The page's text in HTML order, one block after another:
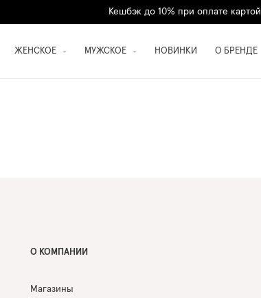
Кешбэк до 10% при оплате картой
ЖЕНСКОЕ МУЖСКОЕ НОВИНКИ О БРЕНДЕ
О КОМПАНИИ
Магазины